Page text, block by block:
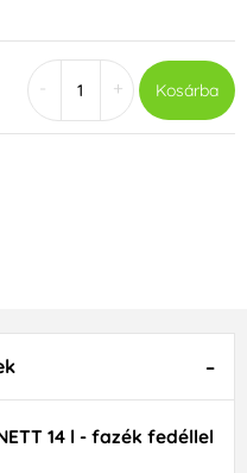
+ Kosárba
14 l - fazék fedéllel